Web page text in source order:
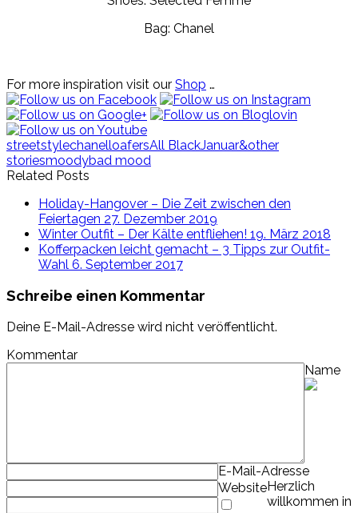
Bag: Chanel
For more inspiration visit our Shop …
streetstylechanelloafersAll BlackJanuar&other
storiesmoodybad mood
Related Posts
Holiday-Hangover – Die Zeit zwischen den
Feiertagen 27. Dezember 2019
Winter Outfit – Der Kälte entfliehen! 19. März 2018
Kofferpacken leicht gemacht – 3 Tipps zur Outfit-
Wahl 6. September 2017
Schreibe einen Kommentar
Deine E-Mail-Adresse wird nicht veröffentlicht.
Kommentar
Name
E-Mail-Adresse
WebsiteHerzlich
willkommen in